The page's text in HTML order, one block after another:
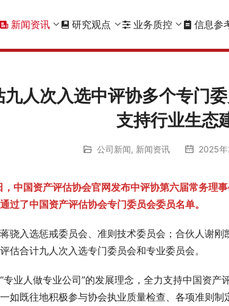
新闻资讯 研究观点 业务质控 信息参
九人次入选中评协多个专门
支持行业生态
公司新闻, 新闻资讯 2025
中国资产评估协会官网发布中评协第六届常务理
过了中国资产评估协会专门委员会委员名单。
骁入选惩戒委员会、准则技术委员会；合伙人谢
估合计九人次入选专门委员会和专业委员会。
专业人做专业公司”的发展理念，全力支持中国资
如既往地积极参与协会执业质量检查、各项准则